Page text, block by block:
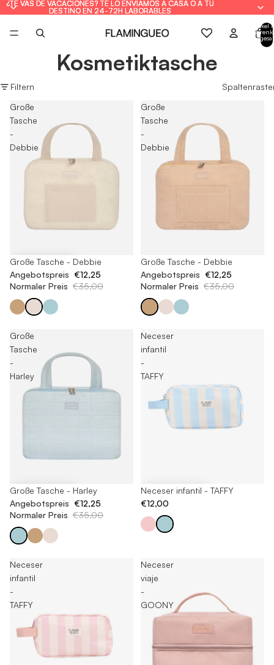
¿TE VAS DE VACACIONES? TE LO ENVIAMOS A CASA O A TU
DESTINO EN 24-72H LABORABLES
¿TE VAS DE VACACIONES? TE LO ENVIAMOS A CASA O A TU
DESTINO EN 24-72H LABORABLES
Artikel
Kosmetiktasche
Filtern
Große
Tasche
-
Debbie
-65%
Große Tasche - Debbie
Angebotspreis €12,25
Normaler Preis €35,00
Große
Tasche
-
Debbie
Ausverkauft
Große Tasche - Debbie
Angebotspreis €12,25
Normaler Preis €35,00
Große
Tasche
-
Harley
-65%
Große Tasche - Harley
Angebotspreis €12,25
Normaler Preis €35,00
Neceser
infantil
-
TAFFY
Neceser infantil - TAFFY
€12,00
Neceser
infantil
-
TAFFY
Neceser
viaje
-
GOONY